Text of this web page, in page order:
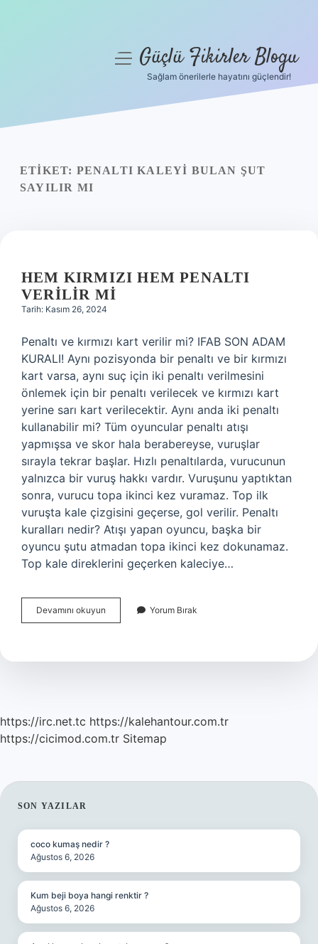
Yasal Uyarı
menüyüGüçlü Fikirler Blogu
Sağlam önerilerle hayatını güçlendir!
ETIKET: PENALTI KALEYI BULAN ŞUT
SAYILIR MI
HEM KIRMIZI HEM PENALTI
VERILIR MI
Tarih: Kasım 26, 2024
Penaltı ve kırmızı kart verilir mi? IFAB SON ADAM
KURALI! Aynı pozisyonda bir penaltı ve bir kırmızı
kart varsa, aynı suç için iki penaltı verilmesini
önlemek için bir penaltı verilecek ve kırmızı kart
yerine sarı kart verilecektir. Aynı anda iki penaltı
kullanabilir mi? Tüm oyuncular penaltı atışı
yapmışsa ve skor hala berabereyse, vuruşlar
sırayla tekrar başlar. Hızlı penaltılarda, vurucunun
yalnızca bir vuruş hakkı vardır. Vuruşunu yaptıktan
sonra, vurucu topa ikinci kez vuramaz. Top ilk
vuruşta kale çizgisini geçerse, gol verilir. Penaltı
kuralları nedir? Atışı yapan oyuncu, başka bir
oyuncu şutu atmadan topa ikinci kez dokunamaz.
Top kale direklerini geçerken kaleciye…
Devamını okuyun
Kırmızı
Verilir
Yorum Bırak
https://irc.net.tc https://kalehantour.com.tr
https://cicimod.com.tr Sitemap
SIDEBAR
SON YAZILAR
coco kumaş nedir ?
Ağustos 6, 2026
Kum beji boya hangi renktir ?
Ağustos 6, 2026